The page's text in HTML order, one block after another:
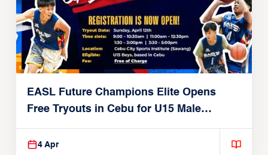
EASL Future Champions Elite Opens
Free Tryouts in Cebu for U15 Male
Players
4 Apr